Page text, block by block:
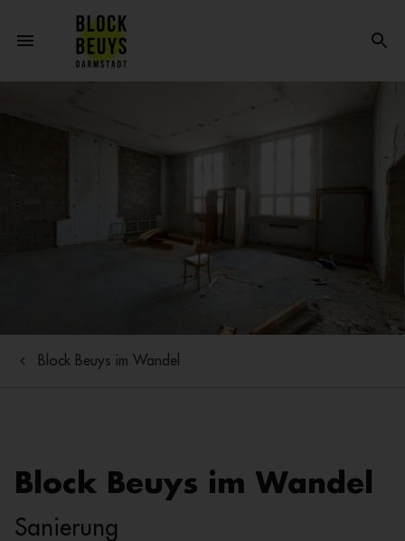
Block Beuys im Wandel
Block Beuys im Wandel
Sanierung